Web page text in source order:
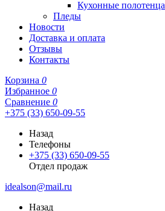
Кухонные полотенца
Пледы
Новости
Доставка и оплата
Отзывы
Контакты
Корзина 0
Избранное 0
Сравнение 0
+375 (33) 650-09-55
Назад
Телефоны
+375 (33) 650-09-55
Отдел продаж
idealson@mail.ru
Назад